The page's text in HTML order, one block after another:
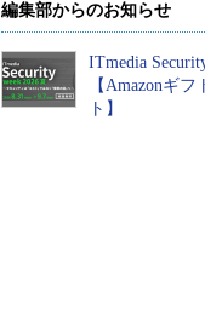
編集部からのお知らせ
ITmedia
【Amazonギ
ト】